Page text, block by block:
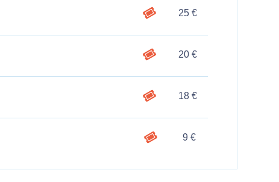
25 €
20 €
18 €
9 €